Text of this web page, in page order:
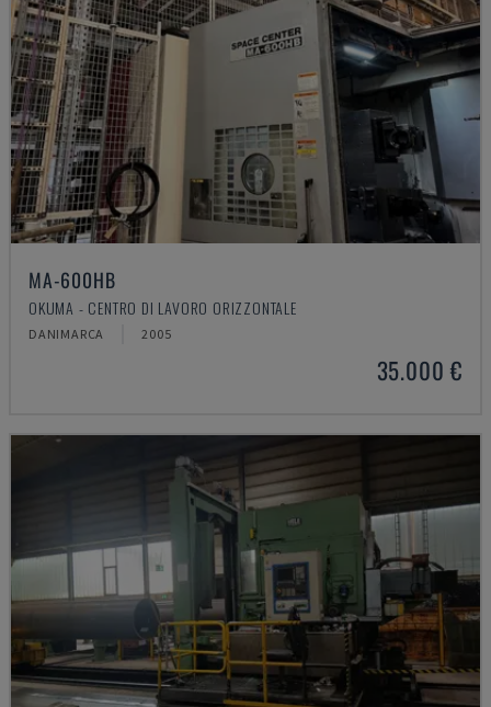
MA-600HB
OKUMA - CENTRO DI LAVORO ORIZZONTALE
DANIMARCA 2005
35.000 €